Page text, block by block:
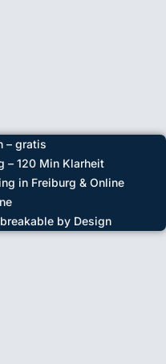
– gratis
– 120 Min Klarheit
in Freiburg & Online
by Design